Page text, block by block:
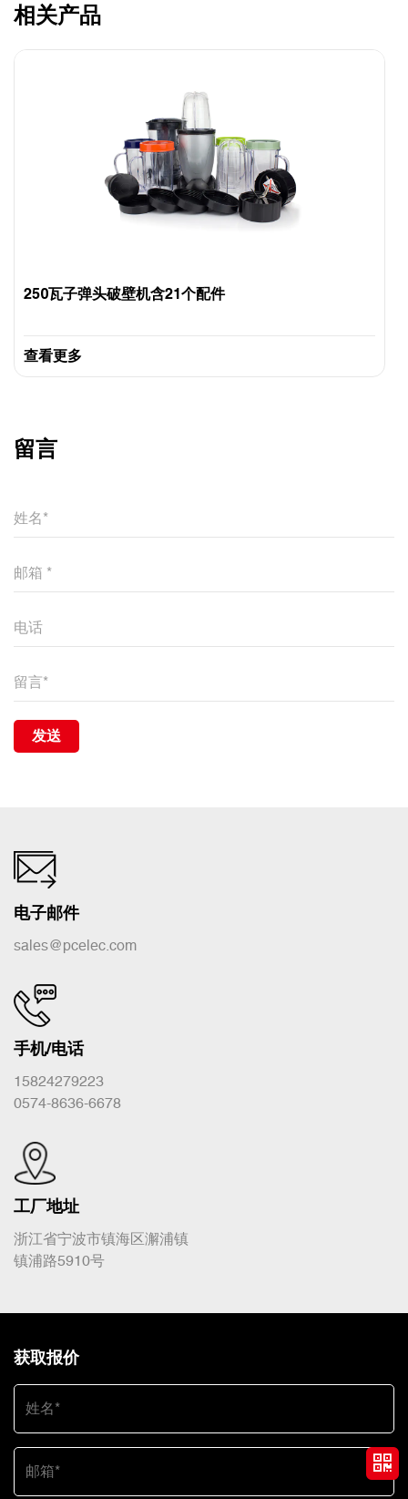
相关产品
250瓦子弹头破壁机含21个配件
查看更多
留言
发送
电子邮件
sales@pcelec.com
手机/电话
15824279223
0574-8636-6678
工厂地址
浙江省宁波市镇海区澥浦镇
镇浦路5910号
获取报价